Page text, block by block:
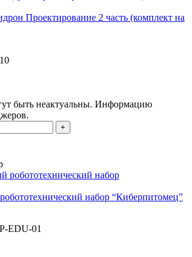
Проектирование 2 часть (комплект на
быть неактуальны. Информацию
+
набор “Киберпитомец”
EDU-01